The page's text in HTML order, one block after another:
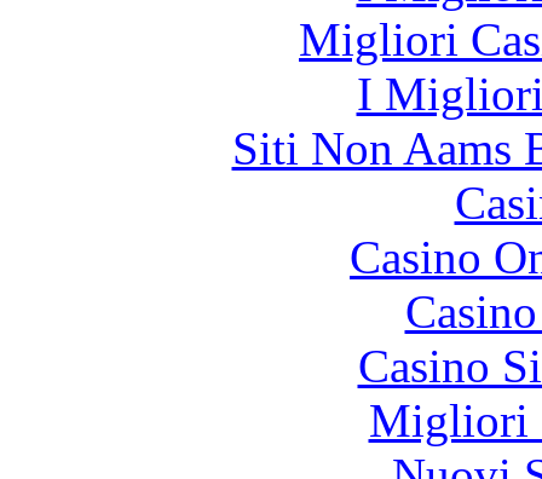
Migliori
I
Siti Non Aams
Casino
Casino
Migliori